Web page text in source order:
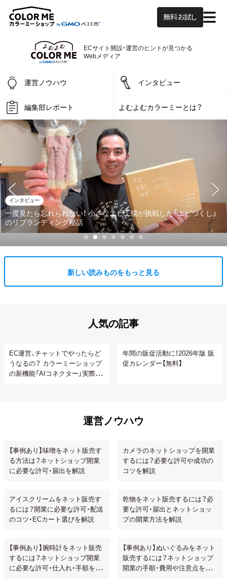
無料お試し
よむよむカラーミー
ECサイト開設・運営のヒントが見つかる
Webメディア
運営ノウハウ インタビュー
編集部レポート よむよむカラーミーとは？
インタビュー
一度見たら忘れられない！ 小さなエビ工場が挑戦した「エビづくし」
のリブランディング秘話
新しい読みものをもっと見る
人気の記事
EC運営、チャットでやったらど
うなるの？ カラーミーショップ
の新機能「AIコネクター」実際に
年間の販促活動に！2026年版 販
促カレンダー【無料】
運営ノウハウ
【事例あり】味噌をネット販売す
る方法は？ネットショップ開業
に必要な許可・届出を解説
カメラのネットショップを開業
するには？必要な許可や成功の
コツを解説
アイスクリームをネット販売す
るには？開業に必要な許可・配送
のコツ・ECカート選びを解説
乾物をネット販売するには？必
要な許可・届出とネットショッ
プの開業方法を解説
【事例あり】腕時計をネット販売
するには？ネットショップ開業
に必要な許可・仕入れ・手順を解
【事例あり】ぬいぐるみをネット
販売するには？ネットショップ
開業の手順・費用や注意点を解